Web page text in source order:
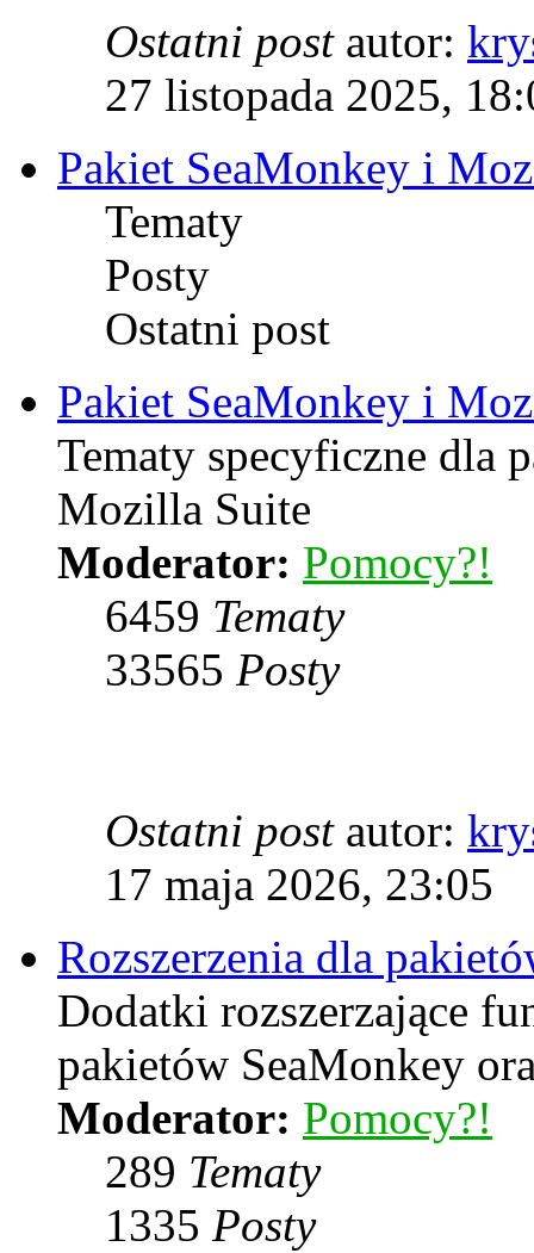
Ostatni postautor:
27 listopada 2025,
Pakiet SeaMonkey i
Tematy
Posty
Ostatni post
Pakiet SeaMonkey i
Tematy specyficzne dla
Mozilla Suite
Moderator: Pomocy?!
6459 Tematy
33565 Posty
Ostatni postautor:
17 maja 2026, 23:05
Rozszerzenia dla
Dodatki rozszerzające
pakietów SeaMonkey
Moderator: Pomocy?!
289 Tematy
1335 Posty